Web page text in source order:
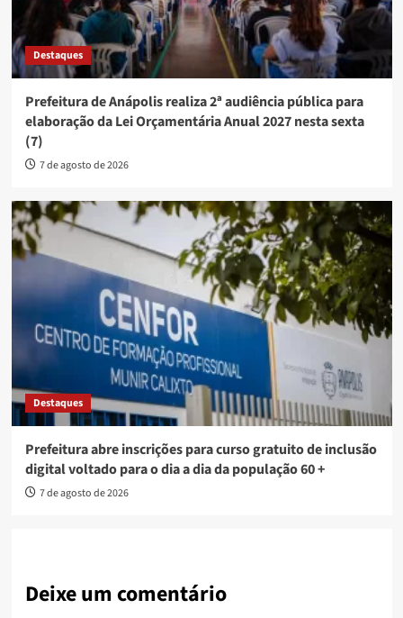
Destaques
Prefeitura de Anápolis realiza 2ª audiência pública para
elaboração da Lei Orçamentária Anual 2027 nesta sexta
(7)
7 de agosto de 2026
Destaques
Prefeitura abre inscrições para curso gratuito de inclusão
digital voltado para o dia a dia da população 60 +
7 de agosto de 2026
Deixe um comentário